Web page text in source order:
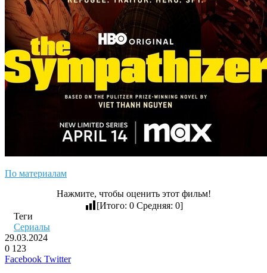
По материалам
Нажмите, чтобы оценить этот фильм!
[Итого: 0Средняя: 0]
Теги
Сериалы
29.03.2024
0 123
Facebook TwitterLinkedIn
Pinterest
Вконтакте
Одноклассники
Skype
WhatsApp
Telegram
Viber